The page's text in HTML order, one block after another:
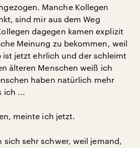
Manche Kollegen
sind mir aus dem Weg
dagegen kamen explizit
Meinung zu bekommen, weil
ist jetzt ehrlich und der schleimt
älteren Menschen weiß ich
haben natürlich mehr
ich ...
meinte ich jetzt.
sich sehr schwer, weil jemand,